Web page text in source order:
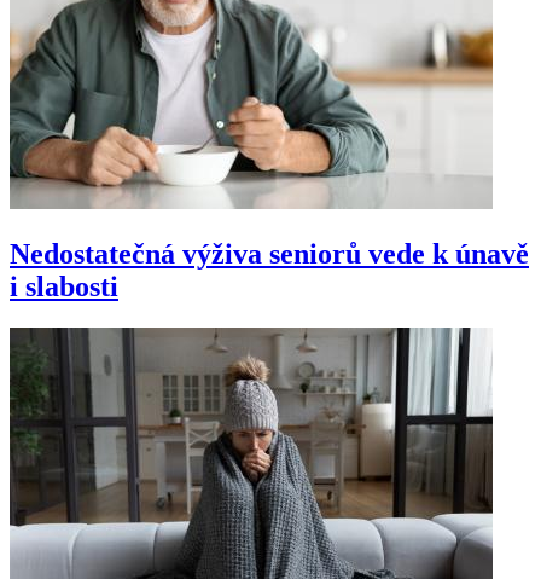
Nedostatečná výživa seniorů vede k únavě
i slabosti